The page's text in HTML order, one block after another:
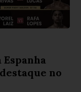
no